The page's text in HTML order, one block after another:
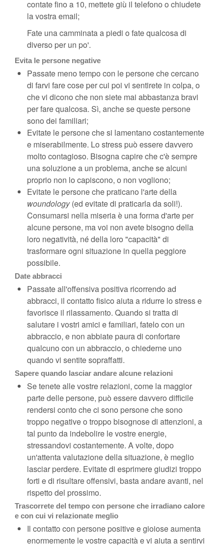
contate fino a 10, mettete giù il telefono o chiudete
la vostra email;
Fate una camminata a piedi o fate qualcosa di
diverso per un po'.
Evita le persone negative
Passate meno tempo con le persone che cercano
di farvi fare cose per cui poi vi sentirete in colpa, o
che vi dicono che non siete mai abbastanza bravi
per fare qualcosa. Sì, anche se queste persone
sono dei familiari;
Evitate le persone che si lamentano costantemente
e miserabilmente. Lo stress può essere davvero
molto contagioso. Bisogna capire che c'è sempre
una soluzione a un problema, anche se alcuni
proprio non lo capiscono, o non vogliono;
Evitate le persone che praticano l'arte della
woundology(ed evitate di praticarla da soli!).
Consumarsi nella miseria è una forma d'arte per
alcune persone, ma voi non avete bisogno della
loro negatività, né della loro "capacità" di
trasformare ogni situazione in quella peggiore
possibile.
Date abbracci
Passate all'offensiva positiva ricorrendo ad
abbracci, il contatto fisico aiuta a ridurre lo stress e
favorisce il rilassamento. Quando si tratta di
salutare i vostri amici e familiari, fatelo con un
abbraccio, e non abbiate paura di confortare
qualcuno con un abbraccio, o chiederne uno
quando vi sentite sopraffatti.
Sapere quando lasciar andare alcune relazioni
Se tenete alle vostre relazioni, come la maggior
parte delle persone, può essere davvero difficile
rendersi conto che ci sono persone che sono
troppo negative o troppo bisognose di attenzioni, a
tal punto da indebolire le vostre energie,
stressandovi costantemente. A volte, dopo
un'attenta valutazione della situazione, è meglio
lasciar perdere. Evitate di esprimere giudizi troppo
forti e di risultare offensivi, basta andare avanti, nel
rispetto del prossimo.
Trascorrete del tempo con persone che irradiano calore
e con cui vi relazionate meglio
Il contatto con persone positive e gioiose aumenta
enormemente le vostre capacità e vi aiuta a sentirvi